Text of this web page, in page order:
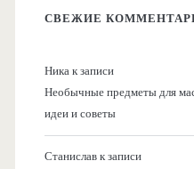
СВЕЖИЕ
Никак записи
Необычные предметы для
идеи и советы
Станиславк записи